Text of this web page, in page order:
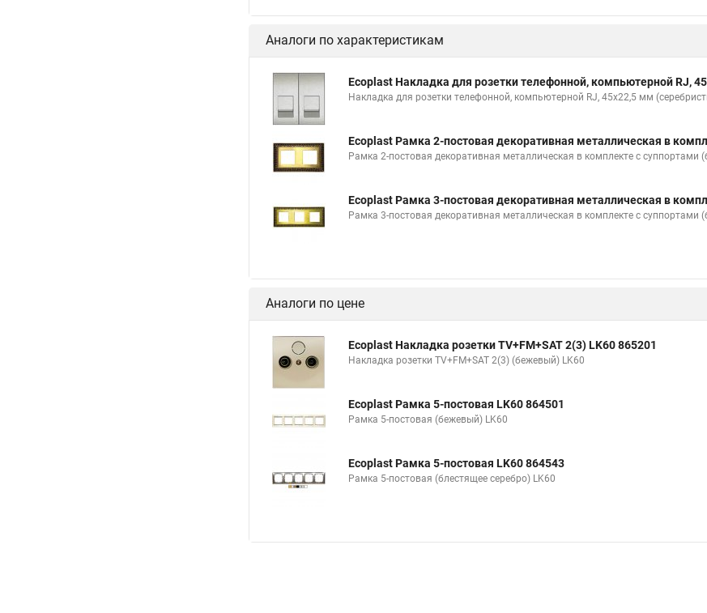
Аналоги по характеристикам
Ecoplast Накладка для розетки телефонной, компьютерной RJ,
Накладка для розетки телефонной, компьютерной RJ, 45х22,5 мм
Ecoplast Рамка 2-постовая декоративная металлическая в
Рамка 2-постовая декоративная металлическая в комплекте с суппортами
Ecoplast Рамка 3-постовая декоративная металлическая в
Рамка 3-постовая декоративная металлическая в комплекте с суппортами
Аналоги по цене
Ecoplast Накладка розетки TV+FM+SAT 2(3) LK60 865201
Накладка розетки TV+FM+SAT 2(3) (бежевый) LK60
Ecoplast Рамка 5-постовая LK60 864501
Рамка 5-постовая (бежевый) LK60
Ecoplast Рамка 5-постовая LK60 864543
Рамка 5-постовая (блестящее серебро) LK60